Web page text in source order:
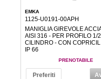
EMKA
1125-U0191-00APH
MANIGLIA GIREVOLE
AISI 316 - PER PROFILO 1/2
CILINDRO - CON
IP 66
PRENOTABILE
Preferiti